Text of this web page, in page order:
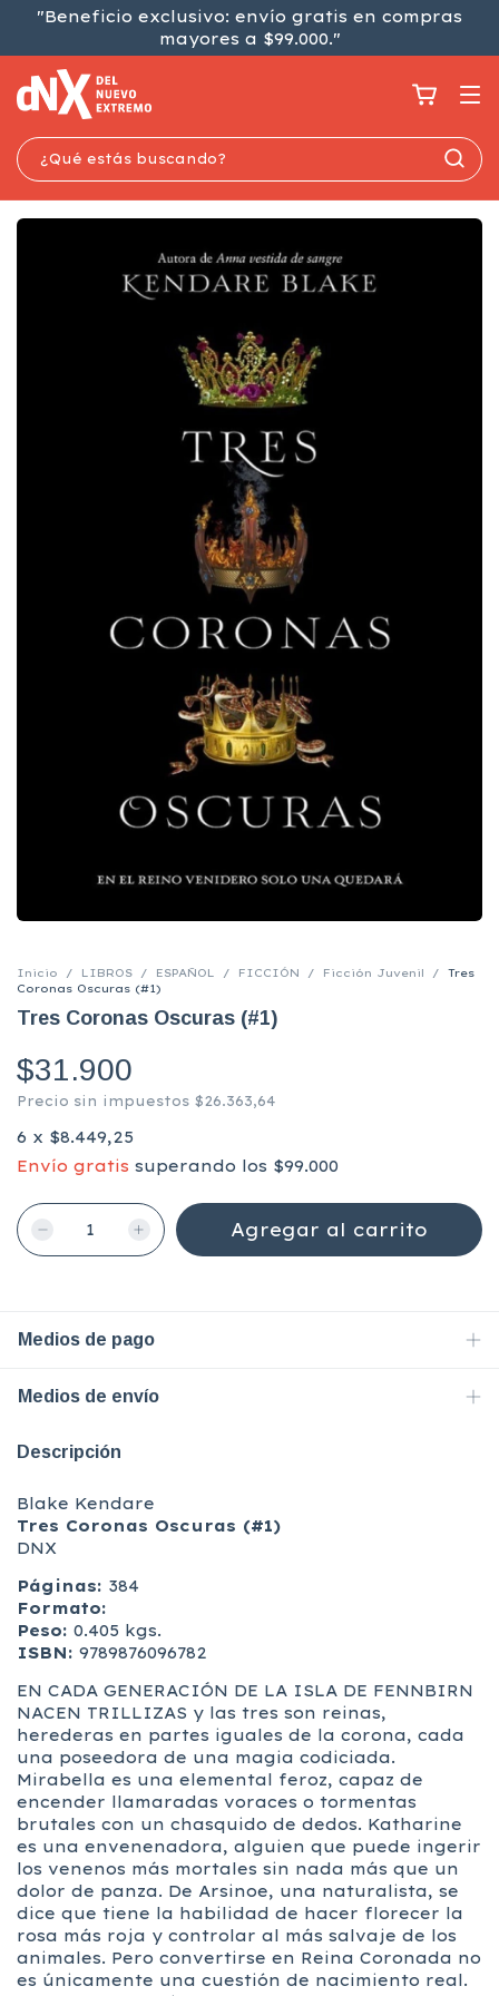
"Beneficio exclusivo: envío gratis en compras
mayores a $99.000."
Inicio / LIBROS / ESPAÑOL / FICCIÓN / Ficción Juvenil /
Tres
Coronas Oscuras (#1)
Tres Coronas Oscuras (#1)
$31.900
Precio sin impuestos $26.363,64
6 x $8.449,25
Envío gratis superando los $99.000
Medios de pago
Medios de envío
Descripción
Blake Kendare
Tres Coronas Oscuras (#1)
DNX
Páginas: 384
Formato:
Peso: 0.405 kgs.
ISBN: 9789876096782
EN CADA GENERACIÓN DE LA ISLA DE FENNBIRN
NACEN TRILLIZAS y las tres son reinas,
herederas en partes iguales de la corona, cada
una poseedora de una magia codiciada.
Mirabella es una elemental feroz, capaz de
encender llamaradas voraces o tormentas
brutales con un chasquido de dedos. Katharine
es una envenenadora, alguien que puede ingerir
los venenos más mortales sin nada más que un
dolor de panza. De Arsinoe, una naturalista, se
dice que tiene la habilidad de hacer florecer la
rosa más roja y controlar al más salvaje de los
animales. Pero convertirse en Reina Coronada no
es únicamente una cuestión de nacimiento real.